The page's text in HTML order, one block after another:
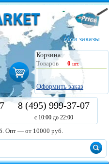
Мои заказы
Корзина:
Товаров
0 шт.
Оформить заказ
8 (495) 999-37-07
с 10:00 до 22:00
Опт — от 10000 руб.